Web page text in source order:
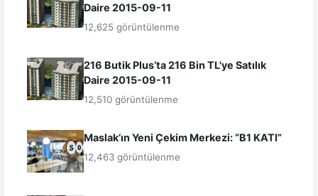
Daire 2015-09-11
12,625 görüntülenme
216 Butik Plus’ta 216 Bin TL'ye Satılık
Daire 2015-09-11
12,510 görüntülenme
Maslak’ın Yeni Çekim Merkezi: “B1 KATI”
12,463 görüntülenme